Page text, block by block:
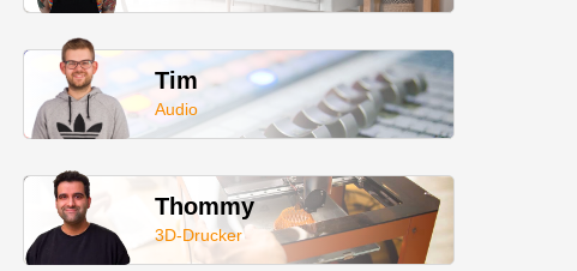
Tim
Audio
Thommy
3D-Drucker